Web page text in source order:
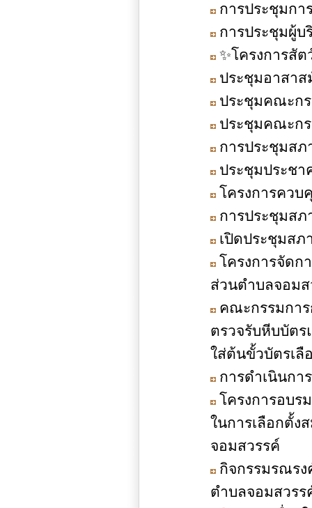
การประชุมก
การประชุมผู้บ
✨โครงการสั
ประชุมอาสาส
ประชุมคณะกร
ประชุมคณะก
การประชุมส
ประชุมประช
โครงการควบ
การประชุมสภ
เปิดประชุมสภ
โครงการจัดก
ส่วนตำบลจอม
คณะกรรมการ
ตรวจรับหีบบัตร
ใส่ต้นขั้วบัตรเลื
การดำเนินกา
โครงการอบร
ในการเลือกตั้ง
จอมสวรรค์
กิจกรรมรณรง
ตำบลจอมสวร